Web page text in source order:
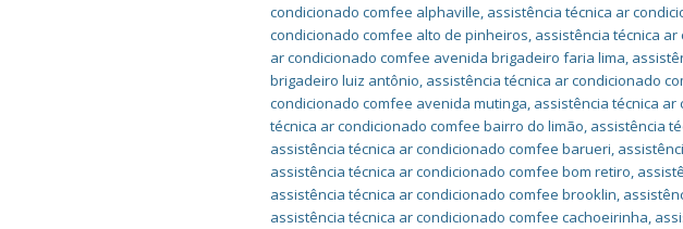
condicionado comfee alphaville, assistência técnica ar
condicionado comfee alto de pinheiros, assistência técnica
ar condicionado comfee avenida brigadeiro faria lima,
brigadeiro luiz antônio, assistência técnica ar condicionado
condicionado comfee avenida mutinga, assistência técnica
técnica ar condicionado comfee bairro do limão, assistência
assistência técnica ar condicionado comfee barueri,
assistência técnica ar condicionado comfee bom retiro,
assistência técnica ar condicionado comfee brooklin,
assistência técnica ar condicionado comfee cachoeirinha,